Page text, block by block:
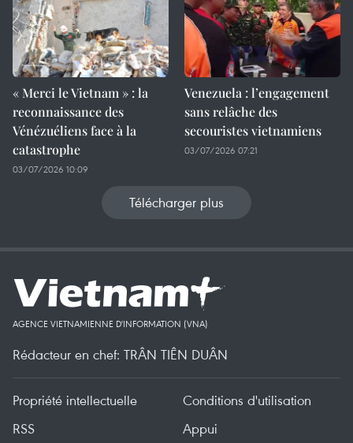
« Merci le Vietnam » : la
reconnaissance des
Vénézuéliens face à la
catastrophe
03/07/2026 10:09
Venezuela : l’engagement
sans relâche des
secouristes vietnamiens
03/07/2026 07:21
Télécharger plus
AGENCE VIETNAMIENNE D'INFORMATION (VNA)
Rédacteur en chef: TRÂN TIÊN DUÂN
Propriété intellectuelle
Conditions d'utilisation
RSS
Appui